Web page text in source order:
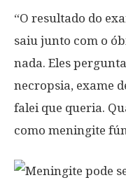
“O resultado do
saiu junto com o
nada. Eles
necropsia, exame
falei que queria.
como meningite